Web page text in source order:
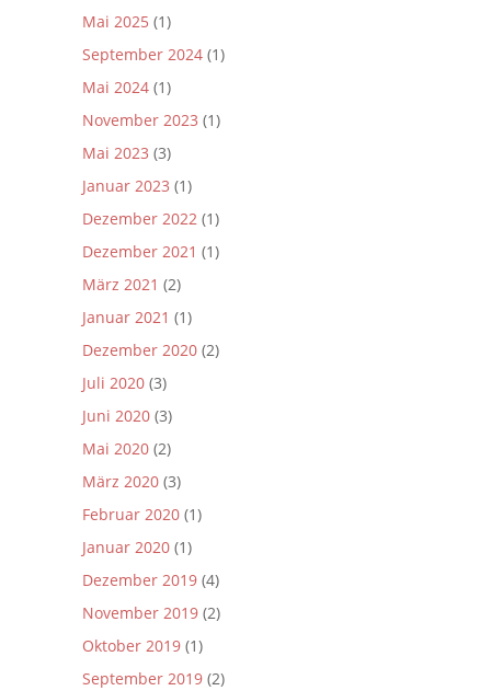
Mai 2025 (1)
September 2024(1)
Mai 2024(1)
November 2023 (1)
Mai 2023 (3)
Januar 2023 (1)
Dezember 2022 (1)
Dezember 2021 (1)
März 2021 (2)
Januar 2021 (1)
Dezember 2020(2)
Juli 2020(3)
Juni 2020(3)
Mai 2020(2)
März 2020(3)
Februar 2020(1)
Januar 2020(1)
Dezember 2019(4)
November 2019(2)
Oktober 2019(1)
September 2019(2)